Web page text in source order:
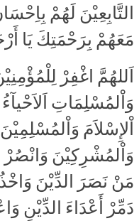
التَّابِعِيْنَ لَهُمْ
مَعَهُمْ بِرَحْمَتِكَ يَا
اَللهُمَّ اغْفِرْ
وَاْلمُسْلِمَاتِ
اْلإِسْلاَمَ
وَاْلمُشْرِكِيْنَ وَانْصُرْ
مَنْ نَصَرَ الدِّيْنَ
دَمِّرْ أَعْدَاءَ الدِّيْنِ